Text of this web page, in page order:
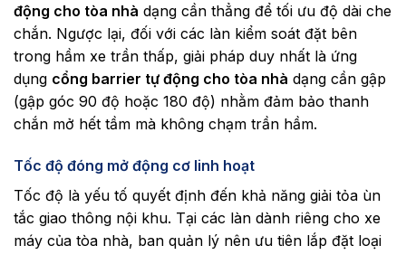
động cho tòa nhà dạng cần thẳng để tối ưu độ dài che
chắn. Ngược lại, đối với các làn kiểm soát đặt bên
trong hầm xe trần thấp, giải pháp duy nhất là ứng
dụng cổng barrier tự động cho tòa nhà dạng cần gập
(gập góc 90 độ hoặc 180 độ) nhằm đảm bảo thanh
chắn mở hết tầm mà không chạm trần hầm.
Tốc độ đóng mở động cơ linh hoạt
Tốc độ là yếu tố quyết định đến khả năng giải tỏa ùn
tắc giao thông nội khu. Tại các làn dành riêng cho xe
máy của tòa nhà, ban quản lý nên ưu tiên lắp đặt loại